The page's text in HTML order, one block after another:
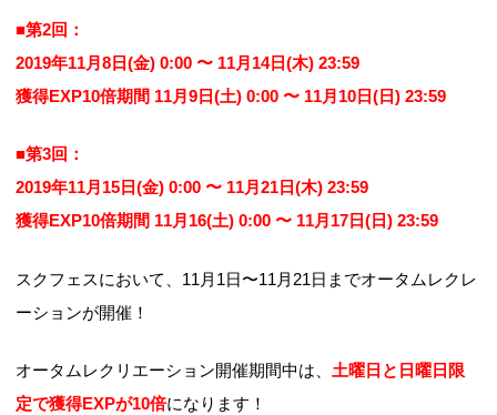
■第2回：
2019年11月8日(金) 0:00 〜 11月14日(木) 23:59
獲得EXP10倍期間 11月9日(土) 0:00 〜 11月10日(日) 23:59
■第3回：
2019年11月15日(金) 0:00 〜 11月21日(木) 23:59
獲得EXP10倍期間 11月16(土) 0:00 〜 11月17日(日) 23:59
スクフェスにおいて、11月1日〜11月21日までオータムレクレ
ーションが開催！
オータムレクリエーション開催期間中は、 土曜日と日曜日限
定で獲得EXPが10倍になります！